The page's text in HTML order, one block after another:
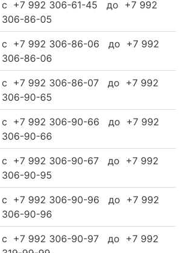
c +7 992 306-61-45 до +7 992
306-86-05
c +7 992 306-86-06 до +7 992
306-86-06
c +7 992 306-86-07 до +7 992
306-90-65
c +7 992 306-90-66 до +7 992
306-90-66
c +7 992 306-90-67 до +7 992
306-90-95
c +7 992 306-90-96 до +7 992
306-90-96
c +7 992 306-90-97 до +7 992